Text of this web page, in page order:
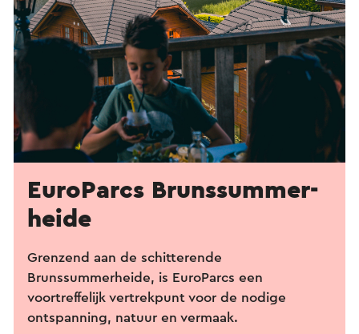
EuroParcs Brunssummer­
heide
Grenzend aan de schitterende
Brunssummerheide, is EuroParcs een
voortreffelijk vertrekpunt voor de nodige
ontspanning, natuur en vermaak.